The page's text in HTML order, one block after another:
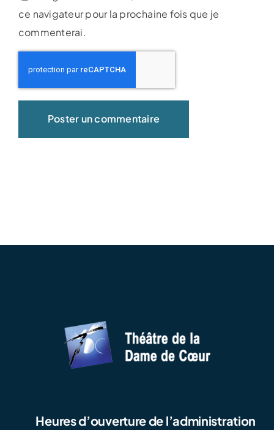
ce navigateur pour la prochaine fois que je
commenterai.
Heures d’ouverture de l’administration